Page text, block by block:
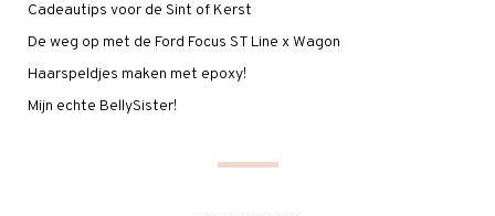
Cadeautips voor de Sint of Kerst
De weg op met de Ford Focus ST Line x Wagon
Haarspeldjes maken met epoxy!
Mijn echte BellySister!